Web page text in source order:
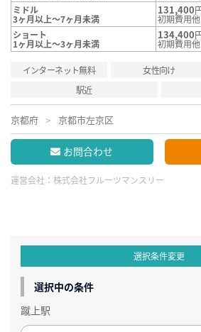
ミドル
3ヶ月以上～7ヶ月未満
131,400
初期費用
ショート
1ヶ月以上～3ヶ月未満
134,400
初期費用
インターネット無料 女性向け
駅近
京都府 京都市左京区
お問合わせ
運営会社： 株式会社フルーツマンスリー
選択条件変更
選択中の条件
蹴上駅